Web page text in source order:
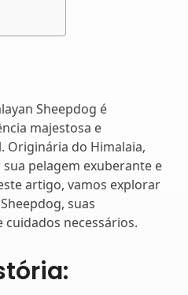
Sheepdog é
majestosa e
Originária do Himalaia,
pelagem exuberante e
artigo, vamos explorar
suas
necessários.